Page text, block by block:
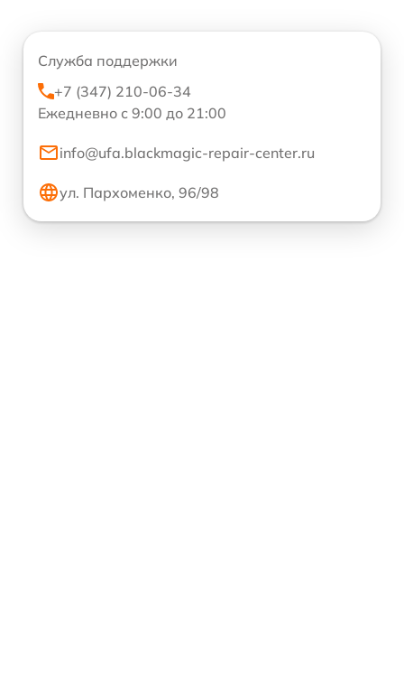
Служба поддержки
+7 (347) 210-06-34
Ежедневно с 9:00 до 21:00
info@ufa.blackmagic-repair-center.ru
ул. Пархоменко, 96/98